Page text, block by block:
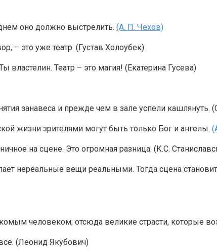
оно должно выстрелить. (А. П. Чехов)
– это уже театр. (Густав Холоубек)
властелин. Театр – это магия! (Екатерина Гусева)
занавеса и прежде чем в зале успели кашлянуть.
жизни зрителями могут быть только Бог и ангелы.
на сцене. Это огромная разница. (К.С.
нереальные вещи реальными. Тогда сцена
человеком; отсюда великие страсти, которые
(Леонид Якубович)